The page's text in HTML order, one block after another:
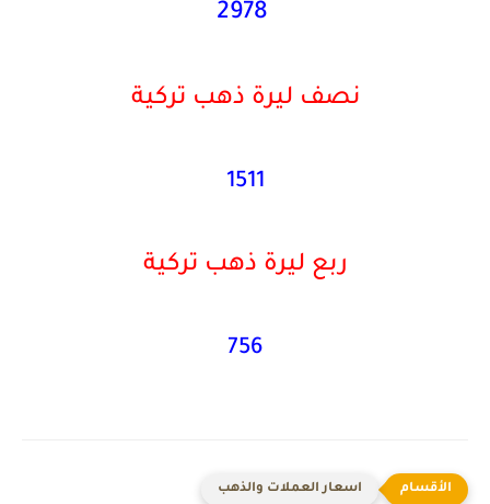
2978
نصف ليرة ذهب تركية
1511
ربع ليرة ذهب تركية
756
اسعار العملات والذهب